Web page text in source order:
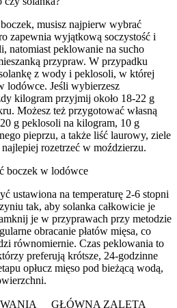
musisz najpierw wybrać
zapewnia wyjątkową soczystość i
natomiast peklowanie na sucho
przypraw. W przypadku
z wody i peklosoli, w której
lodówce. Jeśli wybierzesz
kilogram przyjmij około 18-22 g
Możesz też przygotować własną
g peklosoli na kilogram, 10 g
pieprzu, a także liść laurowy, ziele
rozetrzeć w moździerzu.
boczek w lodówce
ustawiona na temperaturę 2-6 stopni
tak, aby solanka całkowicie je
je w przyprawach przy metodzie
obracanie płatów mięsa, co
równomiernie. Czas peklowania to
preferują krótsze, 24-godzinne
opłucz mięso pod bieżącą wodą,
GŁÓWNA ZALETA